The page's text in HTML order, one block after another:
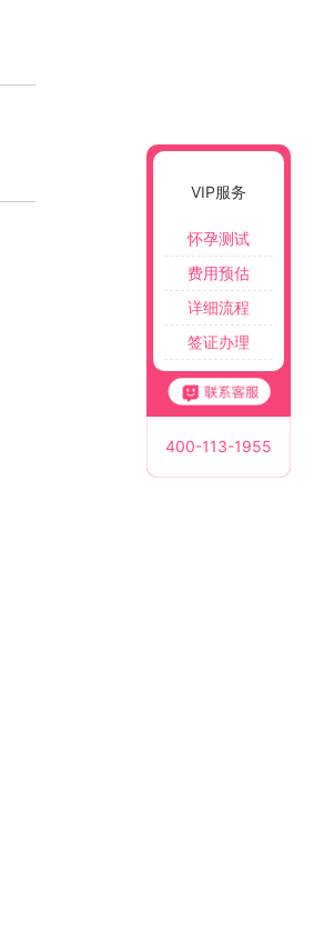
VIP服务
怀孕测试
费用预估
详细流程
签证办理
400-113-1955